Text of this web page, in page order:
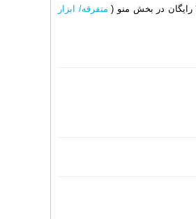
در بخش منو ( متفرقه/ ابزار